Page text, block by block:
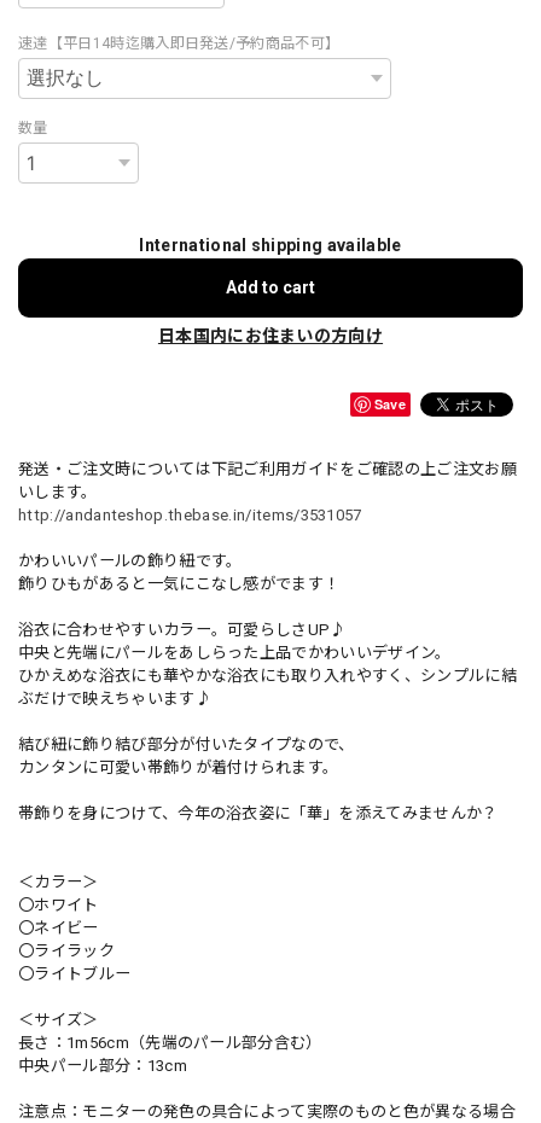
速達【平日14時迄購入即日発送/予約商品不可】
数量
International shipping available
Add to cart
日本国内にお住まいの方向け
Save
発送・ご注文時については下記ご利用ガイドをご確認の上ご注文お願
いします。
http://andanteshop.thebase.in/items/3531057
かわいいパールの飾り紐です。
飾りひもがあると一気にこなし感がでます！
浴衣に合わせやすいカラー。可愛らしさUP♪
中央と先端にパールをあしらった上品でかわいいデザイン。
ひかえめな浴衣にも華やかな浴衣にも取り入れやすく、シンプルに結
ぶだけで映えちゃいます♪
結び紐に飾り結び部分が付いたタイプなので、
カンタンに可愛い帯飾りが着付けられます。
帯飾りを身につけて、今年の浴衣姿に「華」を添えてみませんか？
＜カラー＞
〇ホワイト
〇ネイビー
〇ライラック
〇ライトブルー
＜サイズ＞
長さ：1m56cm（先端のパール部分含む）
中央パール部分：13cm
注意点：モニターの発色の具合によって実際のものと色が異なる場合